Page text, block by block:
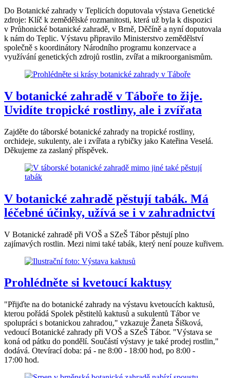
Do Botanické zahrady v Teplicích doputovala výstava Genetické
zdroje: Klíč k zemědělské rozmanitosti, která už byla k dispozici
v Průhonické botanické zahradě, v Brně, Děčíně a nyní doputovala
k nám do Teplic. Výstavu připravilo Ministerstvo zemědělství
společně s koordinátory Národního programu konzervace a
využívání genetických zdrojů rostlin, zvířat a mikroorganismům.
V botanické zahradě v Táboře to žije.
Uvidíte tropické rostliny, ale i zvířata
Zajděte do táborské botanické zahrady na tropické rostliny,
orchideje, sukulenty, ale i zvířata a rybičky jako Kateřina Veselá.
Děkujeme za zaslaný příspěvek.
V botanické zahradě pěstují tabák. Má
léčebné účinky, užívá se i v zahradnictví
V Botanické zahradě při VOŠ a SZeŠ Tábor pěstují plno
zajímavých rostlin. Mezi nimi také tabák, který není pouze kuřivem.
Prohlédněte si kvetoucí kaktusy
"Přijďte na do botanické zahrady na výstavu kvetoucích kaktusů,
kterou pořádá Spolek pěstitelů kaktusů a sukulentů Tábor ve
spolupráci s botanickou zahradou," vzkazuje Žaneta Šišková,
vedoucí Botanické zahrady při VOŠ a SZeŠ Tábor. "Výstava se
koná od pátku do pondělí. Součástí výstavy je také prodej rostlin,"
dodává. Otevírací doba: pá - ne 8:00 - 18:00 hod, po 8:00 -
17:00 hod.